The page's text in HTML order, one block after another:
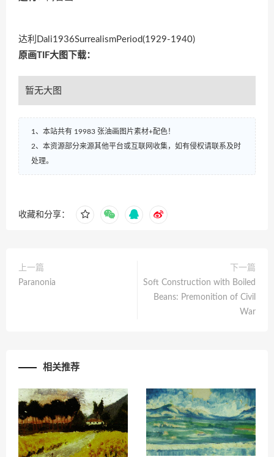
达利Dali1936SurrealismPeriod(1929-1940)
原画TIF大图下载：
暂无大图
1、本站共有 19983 张油画图片素材+配色！
2、本资源部分来源其他平台或互联网收集，如有侵权请联系及时
处理。
收藏和分享：
上一篇
Paranonia
下一篇
Soft Construction with Boiled
Beans: Premonition of Civil
War
相关推荐